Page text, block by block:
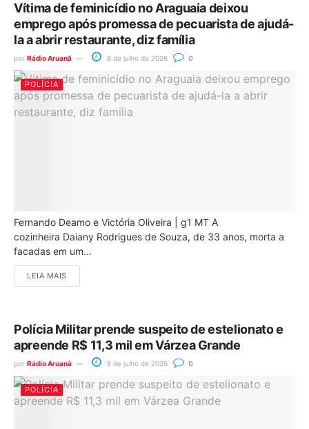
Vítima de feminicídio no Araguaia deixou
emprego após promessa de pecuarista de ajudá-
la a abrir restaurante, diz família
por Rádio Aruanã 8 de julho de 2026 0
POLÍCIA
Fernando Deamo e Victória Oliveira | g1 MT A
cozinheira Daiany Rodrigues de Souza, de 33 anos, morta a
facadas em um...
LEIA MAIS
Polícia Militar prende suspeito de estelionato e
apreende R$ 11,3 mil em Várzea Grande
por Rádio Aruanã 8 de julho de 2026 0
POLÍCIA